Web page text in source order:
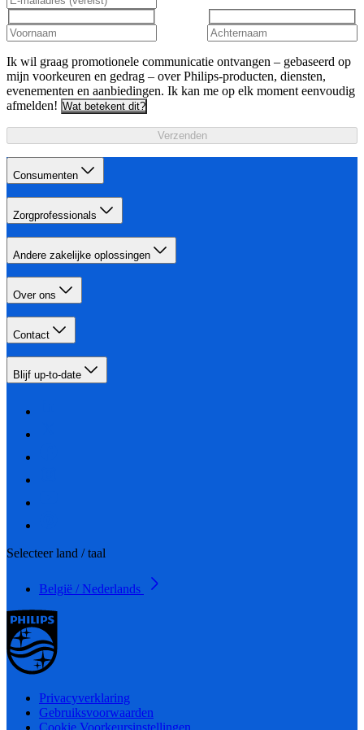
Ik wil graag promotionele communicatie ontvangen – gebaseerd op
mijn voorkeuren en gedrag – over Philips-producten, diensten,
evenementen en aanbiedingen. Ik kan me op elk moment eenvoudig
afmelden! Wat betekent dit?
Verzenden
Consumenten
Zorgprofessionals
Andere zakelijke oplossingen
Over ons
Contact
Blijf up-to-date
Selecteer land / taal
België / Nederlands
Privacyverklaring
Gebruiksvoorwaarden